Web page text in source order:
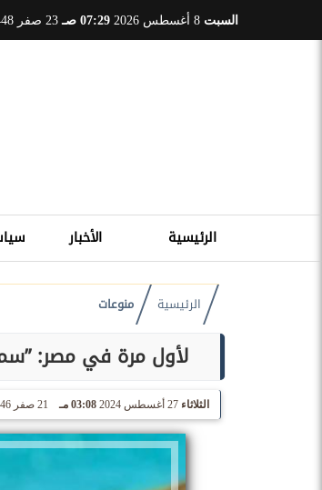
السبت 07:29 صـ 23 صفر 1448
الرئيسية الأخبار
الرئيسية منوعات
لأول مرة في مصر:
الثلاثاء 27 أغسطس 2024 03:08 مـ 21 صفر 1446